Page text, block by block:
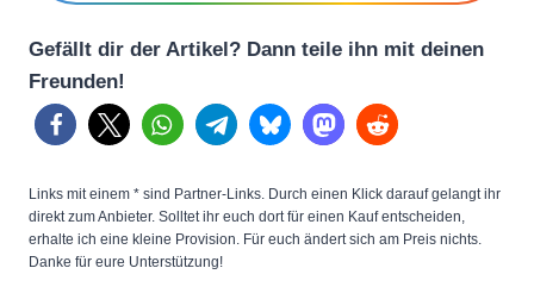
Gefällt dir der Artikel? Dann teile ihn mit deinen
Freunden!
Links mit einem * sind Partner-Links. Durch einen Klick darauf gelangt ihr
direkt zum Anbieter. Solltet ihr euch dort für einen Kauf entscheiden,
erhalte ich eine kleine Provision. Für euch ändert sich am Preis nichts.
Danke für eure Unterstützung!